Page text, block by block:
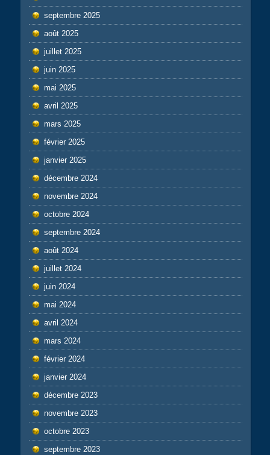
septembre 2025
août 2025
juillet 2025
juin 2025
mai 2025
avril 2025
mars 2025
février 2025
janvier 2025
décembre 2024
novembre 2024
octobre 2024
septembre 2024
août 2024
juillet 2024
juin 2024
mai 2024
avril 2024
mars 2024
février 2024
janvier 2024
décembre 2023
novembre 2023
octobre 2023
septembre 2023